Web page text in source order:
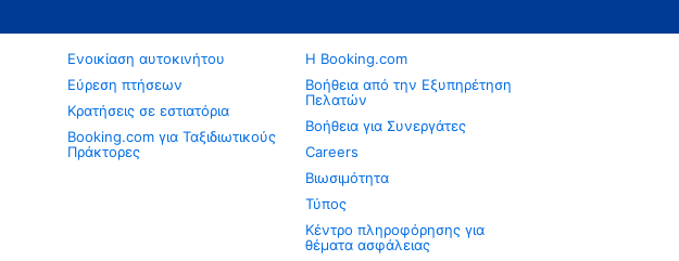
Ενοικίαση αυτοκινήτου
Εύρεση πτήσεων
Κρατήσεις σε εστιατόρια
Booking.com για Ταξιδιωτικούς
Πράκτορες
Η Booking.com
Βοήθεια από την Εξυπηρέτηση
Πελατών
Βοήθεια για Συνεργάτες
Careers
Βιωσιμότητα
Τύπος
Κέντρο πληροφόρησης για
θέματα ασφάλειας